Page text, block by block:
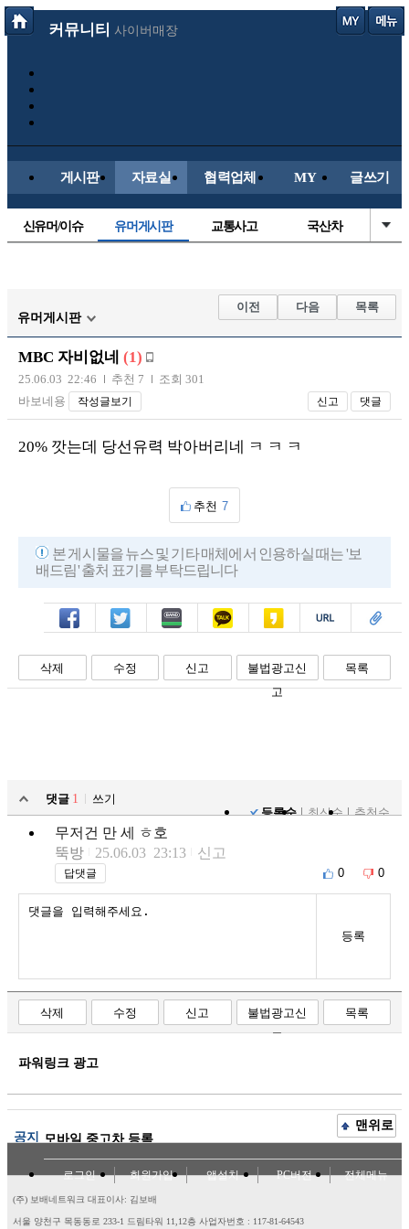
커뮤니티 사이버매장
게시판 자료실 협력업체 MY 글쓰기
신유머/이슈 유머게시판 교통사고 국산차
자유사진 군사/무기
트럭/버스
장착시공사진
유머게시판
이전 다음 목록
MBC 자비없네 (1)
25.06.03 22:46 추천 7
조회 301
바보네용
작성글보기 신고 댓글
20% 깟는데 당선유력 박아버리네 ㅋ ㅋ ㅋ
추천 7
본 게시물을 뉴스 및 기타 매체에서 인용하실 때는 '보
배드림' 출처 표기를 부탁드립니다
페북 트윗 밴드 카톡 카스 복사 스크랩
삭제 수정 신고
불법광고신
고
목록
댓글 1
쓰기
등록순
최신순 추천순
무저건 만 세 ㅎ호
뚝방
25.06.03 23:13 신고
답댓글 0 0
등록
삭제 수정 신고
불법광고신
고
목록
파워링크 광고
공지 모바일 중고차 등록
맨위로
로그인 회원가입 앱설치 PC버전 전체메뉴
(주) 보배네트워크 대표이사: 김보배
서울 양천구 목동동로 233-1 드림타워 11,12층 사업자번호 : 117-81-64543